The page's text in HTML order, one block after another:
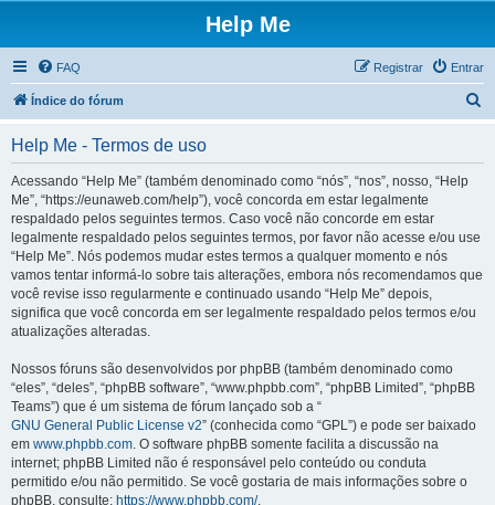
Help Me
FAQ Entrar
Registrar
Índice do fórum
Help Me - Termos de uso
Acessando “Help Me” (também denominado como “nós”, “nos”, nosso, “Help
Me”, “https://eunaweb.com/help”), você concorda em estar legalmente
respaldado pelos seguintes termos. Caso você não concorde em estar
legalmente respaldado pelos seguintes termos, por favor não acesse e/ou use
“Help Me”. Nós podemos mudar estes termos a qualquer momento e nós
vamos tentar informá-lo sobre tais alterações, embora nós recomendamos que
você revise isso regularmente e continuado usando “Help Me” depois,
significa que você concorda em ser legalmente respaldado pelos termos e/ou
atualizações alteradas.
Nossos fóruns são desenvolvidos por phpBB (também denominado como
“eles”, “deles”, “phpBB software”, “www.phpbb.com”, “phpBB Limited”, “phpBB
Teams”) que é um sistema de fórum lançado sob a “
GNU General Public License v2” (conhecida como “GPL”) e pode ser baixado
em www.phpbb.com. O software phpBB somente facilita a discussão na
internet; phpBB Limited não é responsável pelo conteúdo ou conduta
permitido e/ou não permitido. Se você gostaria de mais informações sobre o
phpBB, consulte: https://www.phpbb.com/.